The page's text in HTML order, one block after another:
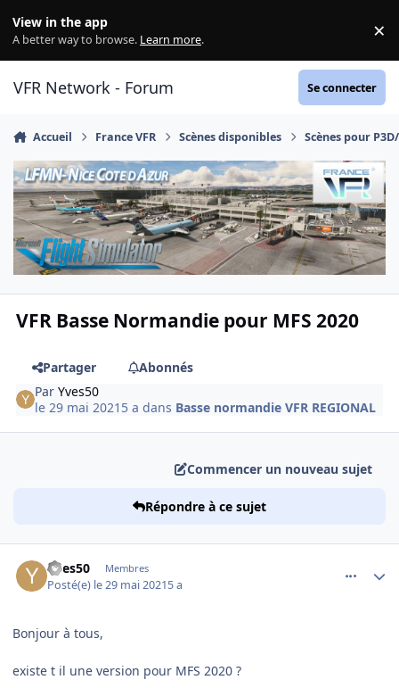
View in the app
A better way to browse. Learn more. ×
VFR Network - Forum Se connecter
Accueil France VFR Scènes disponibles Scènes pour
VFR Basse Normandie pour MFS 2020
Partager
Abonnés
ParYves50
le 29 mai 2021 5 a dans Basse normandie VFR REGIONAL
Commencer un nouveau sujet
Répondre à ce sujet
Yves50 Membres
Posté(e) le 29 mai 20215 a
Bonjour à tous,
existe t il une version pour MFS 2020 ?